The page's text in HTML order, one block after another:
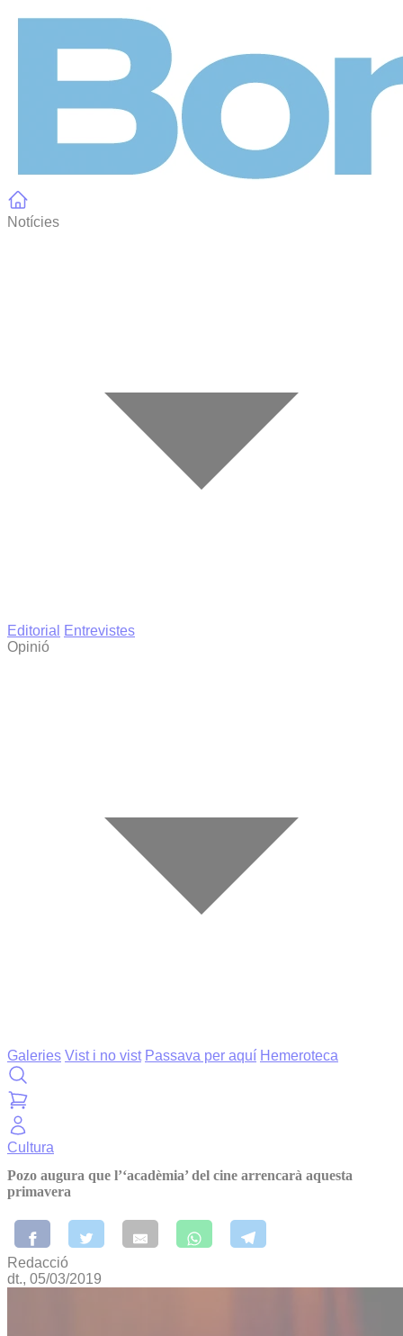
Notícies
Editorial
Entrevistes
Opinió
Galeries Vist i no vist Passava per aquí Hemeroteca
Cultura
Pozo augura que l’‘acadèmia’ del cine arrencarà aquesta
primavera
Redacció
dt., 05/03/2019